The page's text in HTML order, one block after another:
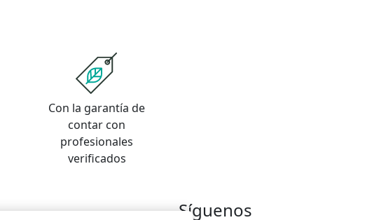
Con la garantía de
contar con
profesionales
verificados
Síguenos